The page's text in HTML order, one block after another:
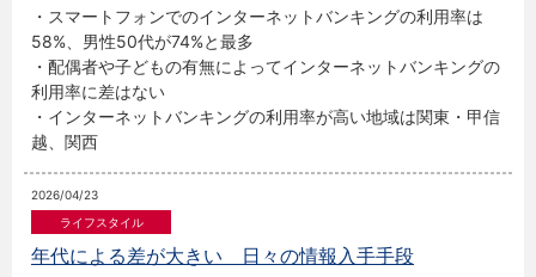
・スマートフォンでのインターネットバンキングの利用率は
58%、男性50代が74%と最多
・配偶者や子どもの有無によってインターネットバンキングの
利用率に差はない
・インターネットバンキングの利用率が高い地域は関東・甲信
越、関西
2026/04/23
年代による差が大きい 日々の情報入手手段